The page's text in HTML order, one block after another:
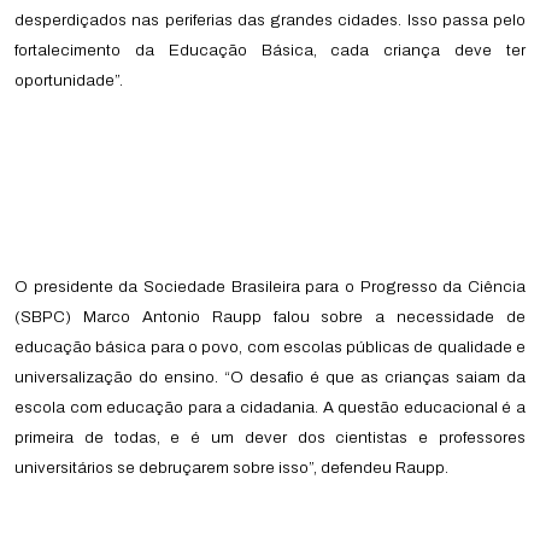
desperdiçados nas periferias das grandes cidades. Isso passa pelo
fortalecimento da Educação Básica, cada criança deve ter
oportunidade”.
O presidente da Sociedade Brasileira para o Progresso da Ciência
(SBPC) Marco Antonio Raupp falou sobre a necessidade de
educação básica para o povo, com escolas públicas de qualidade e
universalização do ensino. “O desafio é que as crianças saiam da
escola com educação para a cidadania. A questão educacional é a
primeira de todas, e é um dever dos cientistas e professores
universitários se debruçarem sobre isso”, defendeu Raupp.